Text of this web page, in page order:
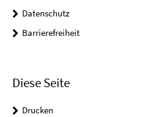
Datenschutz
Barrierefreiheit
Diese Seite
Drucken